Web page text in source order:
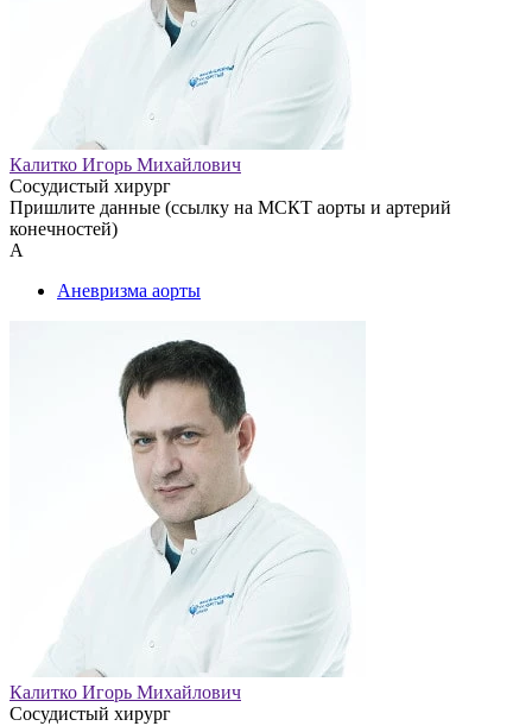
Калитко Игорь Михайлович
Сосудистый хирург
Пришлите данные (ссылку на МСКТ аорты и артерий
конечностей)
А
Аневризма аорты
Калитко Игорь Михайлович
Сосудистый хирург